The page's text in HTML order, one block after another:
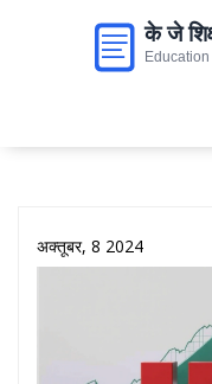
अक्तूबर, 8 2024